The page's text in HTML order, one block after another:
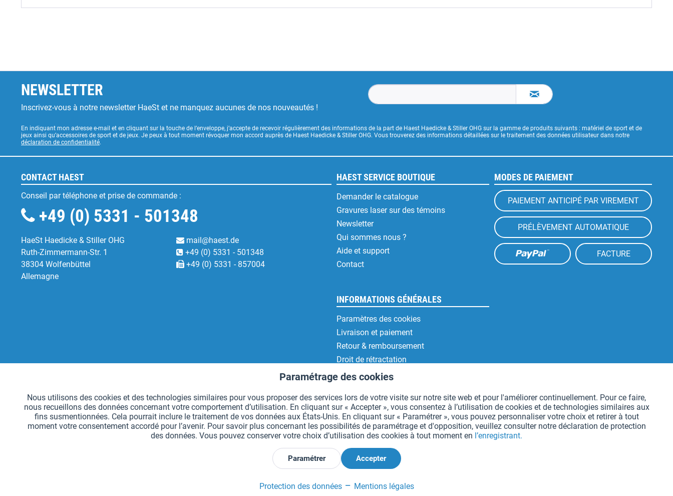
NEWSLETTER
Inscrivez-vous à notre newsletter HaeSt et ne manquez aucunes de nos nouveautés !
En indiquant mon adresse e-mail et en cliquant sur la touche de l’enveloppe, j’accepte de recevoir régulièrement des informations de la part de Haest Haedicke & Stiller OHG sur la gamme de produits suivants : matériel de sport et de
jeux ainsi qu’accessoires de sport et de jeux. Je peux à tout moment révoquer mon accord auprès de Haest Haedicke & Stiller OHG. Vous trouverez des informations détaillées sur le traitement des données utilisateur dans notre
déclaration de confidentialité.
CONTACT HAEST
Conseil par téléphone et prise de commande :
+49 (0) 5331 - 501348
HaeSt Haedicke & Stiller OHG
Ruth-Zimmermann-Str. 1
38304 Wolfenbüttel
Allemagne
mail@haest.de
+49 (0) 5331 - 501348
+49 (0) 5331 - 857004
HAEST SERVICE BOUTIQUE
Demander le catalogue
Gravures laser sur des témoins
Newsletter
Qui sommes nous ?
Aide et support
Contact
INFORMATIONS GÉNÉRALES
Paramètres des cookies
Livraison et paiement
Retour & remboursement
Droit de rétractation
Protection des données
Mentions légales
MODES DE PAIEMENT
PAIEMENT ANTICIPÉ PAR VIREMENT
PRÉLÈVEMENT AUTOMATIQUE
FACTURE
Déclarer la rétractation
Suivi Aktiv
Paramétrage des cookies
Nous utilisons des cookies et des technologies similaires pour vous proposer des services lors de votre visite sur notre site web et pour l'améliorer continuellement. Pour ce faire,
nous recueillons des données concernant votre comportement d’utilisation. En cliquant sur « Accepter », vous consentez à l’utilisation de cookies et de technologies similaires aux
fins susmentionnées. Cela pourrait inclure le traitement de vos données aux États-Unis. En cliquant sur « Paramétrer », vous pouvez personnaliser votre choix et retirer à tout
moment votre consentement accordé pour l’avenir. Pour savoir plus concernant les possibilités de paramétrage et d'opposition, veuillez consulter notre déclaration de protection
des données. Vous pouvez conserver votre choix d’utilisation des cookies à tout moment en l’enregistrant.
Paramétrer Accepter
Protection des données Mentions légales